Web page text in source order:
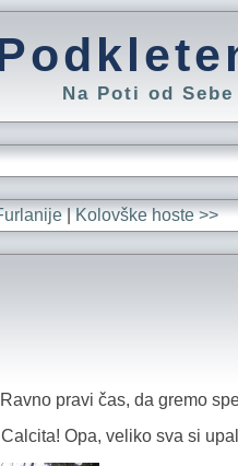
Na Poti od
|Kolovške hoste >>
pravi čas, da gremo
Opa, veliko sva si